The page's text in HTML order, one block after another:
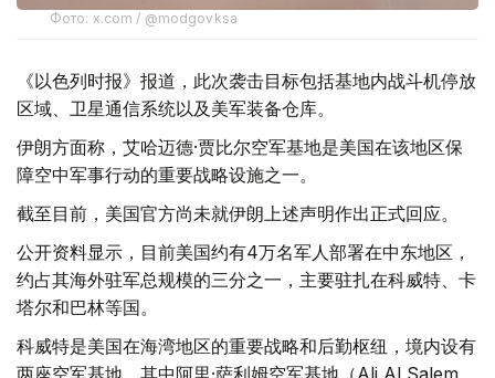
Фото: x.com / @modgovksa
《以色列时报》报道，此次袭击目标包括基地内战斗机停放
区域、卫星通信系统以及美军装备仓库。
伊朗方面称，艾哈迈德·贾比尔空军基地是美国在该地区保
障空中军事行动的重要战略设施之一。
截至目前，美国官方尚未就伊朗上述声明作出正式回应。
公开资料显示，目前美国约有4万名军人部署在中东地区，
约占其海外驻军总规模的三分之一，主要驻扎在科威特、卡
塔尔和巴林等国。
科威特是美国在海湾地区的重要战略和后勤枢纽，境内设有
两座空军基地，其中阿里·萨利姆空军基地（Ali Al Salem